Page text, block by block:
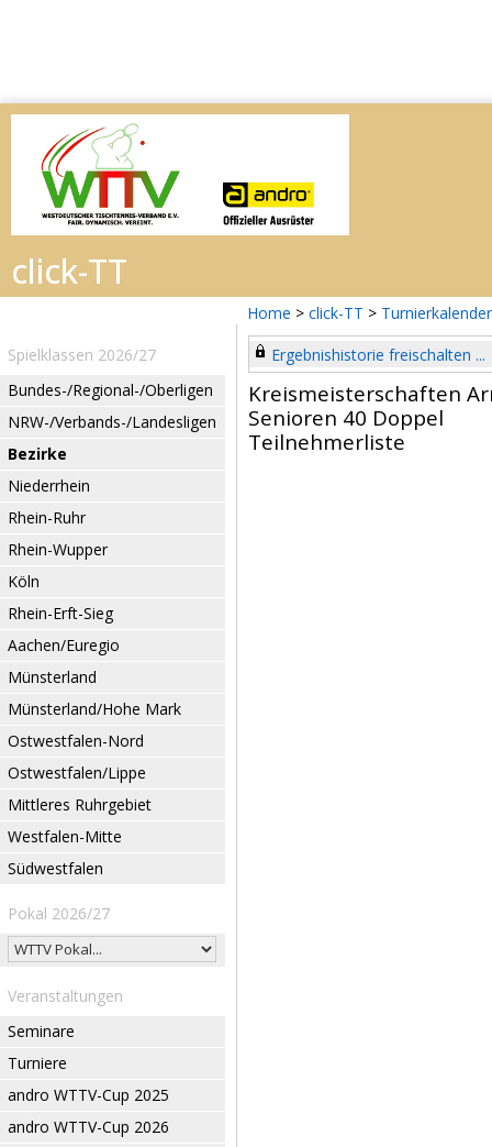
Home > click-TT > Turnierkalender
Spielklassen 2026/27
Bundes-/Regional-/Oberligen
NRW-/Verbands-/Landesligen
Bezirke
Niederrhein
Rhein-Ruhr
Rhein-Wupper
Köln
Rhein-Erft-Sieg
Aachen/Euregio
Münsterland
Münsterland/Hohe Mark
Ostwestfalen-Nord
Ostwestfalen/Lippe
Mittleres Ruhrgebiet
Westfalen-Mitte
Südwestfalen
Pokal 2026/27
Veranstaltungen
Seminare
Turniere
andro WTTV-Cup 2025
andro WTTV-Cup 2026
Ergebnishistorie freischalten ...
Kreismeisterschaften
Senioren 40 Doppel
Teilnehmerliste